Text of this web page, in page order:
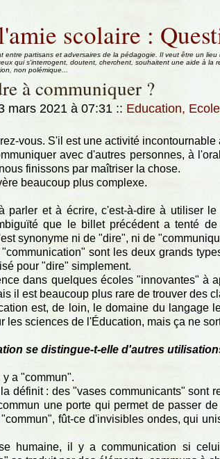
scolaire :
entre partisans et adversaires de la pédagogie. Il veut être un
qui s'interrogent, doutent, cherchent, souhaitent une aide à la
non polémique...
à communiquer ?
mars 2021 à 07:31 :: Education,
vous. S'il est une activité
avec d'autres personnes, à
finissons par maîtriser la chose.
beaucoup plus complexe.
parler et à écrire, c'est-à-dire à utiliser le
que le billet précédent a tenté
synonyme ni de "dire", ni de
sont les deux grands
pour "dire" simplement.
dans quelques écoles "innovantes" à
il est beaucoup plus rare de trouver des
est, de loin, le domaine du langage
les sciences de l'Éducation, mais ça ne
se distingue-t-elle d'autres
y a "commun".
définit : des "vases communicants" sont
une porte qui permet de passer
fût-ce d'invisibles ondes, qui
humaine, il y a communication si